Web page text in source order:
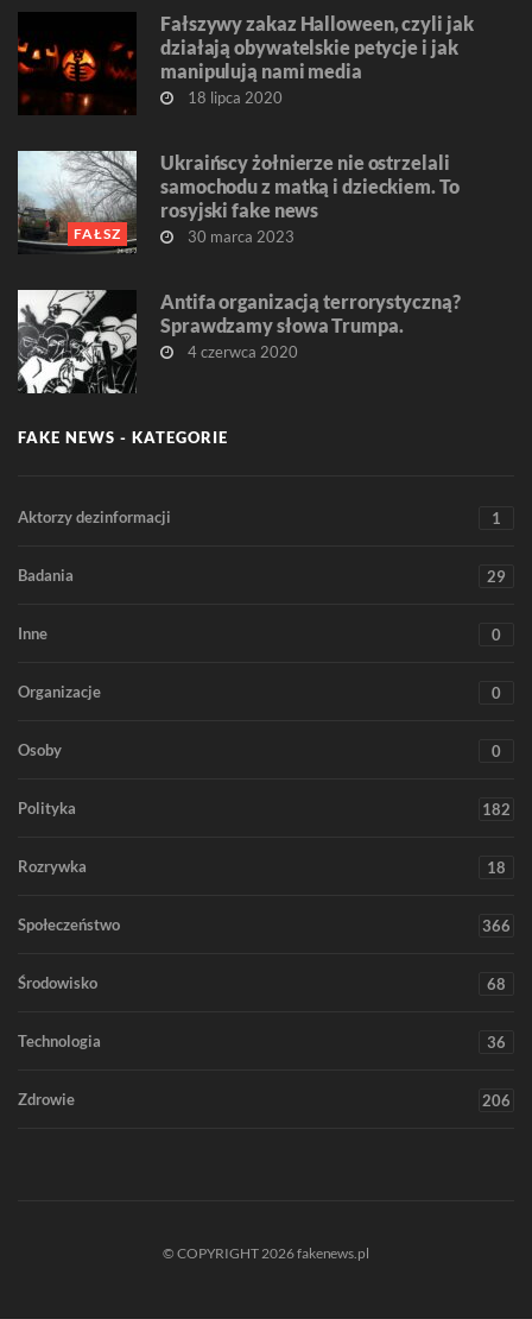
Fałszywy zakaz Halloween, czyli jak
działają obywatelskie petycje i jak
manipulują nami media
18 lipca 2020
FAŁSZ
Ukraińscy żołnierze nie ostrzelali
samochodu z matką i dzieckiem. To
rosyjski fake news
30 marca 2023
Antifa organizacją terrorystyczną?
Sprawdzamy słowa Trumpa.
4 czerwca 2020
FAKE NEWS - KATEGORIE
Aktorzy dezinformacji 1
Badania 29
Inne 0
Organizacje 0
Osoby 0
Polityka 182
Rozrywka 18
Społeczeństwo 366
Środowisko 68
Technologia 36
Zdrowie 206
© COPYRIGHT 2026 fakenews.pl